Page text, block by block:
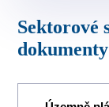
vyřídit
Sektorové strategie a rozvojové